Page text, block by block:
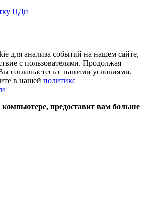
ПДн
для анализа событий на нашем сайте,
с пользователями. Продолжая
соглашаетесь с нашими условиями.
в нашей политике
предоставит вам больше